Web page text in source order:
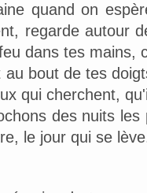
quand on
regarde autour
dans tes mains,
bout de tes
qui cherchent,
des nuits
le jour qui se